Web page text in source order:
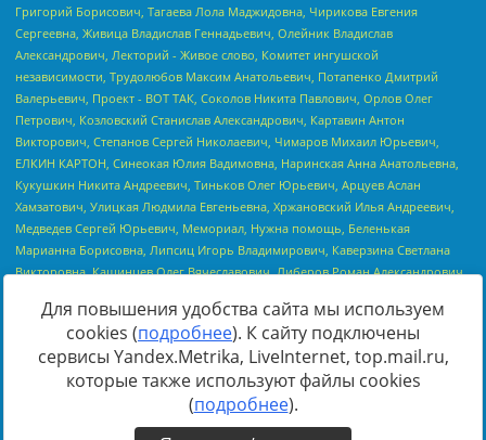
Источник:https://minjust.gov.ru/uploaded/files/reestr-
inostrannyih-agentov-22-03-2024.pdfданные на22.03.2024
Для повышения удобства сайта мы используем
cookies (подробнее). К сайту подключены
сервисы Yandex.Metrika, LiveInternet, top.mail.ru,
которые также используют файлы cookies
(подробнее).